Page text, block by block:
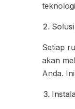
Setiap
akan
Anda.